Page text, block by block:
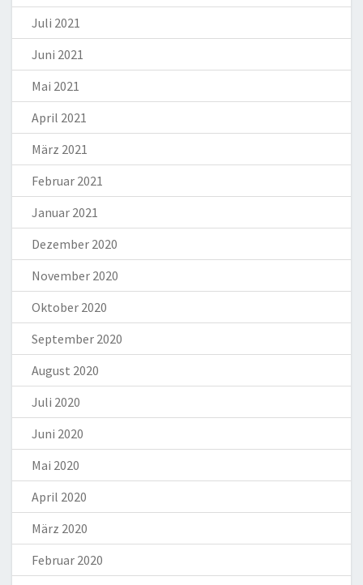
Juli 2021
Juni 2021
Mai 2021
April 2021
März 2021
Februar 2021
Januar 2021
Dezember 2020
November 2020
Oktober 2020
September 2020
August 2020
Juli 2020
Juni 2020
Mai 2020
April 2020
März 2020
Februar 2020